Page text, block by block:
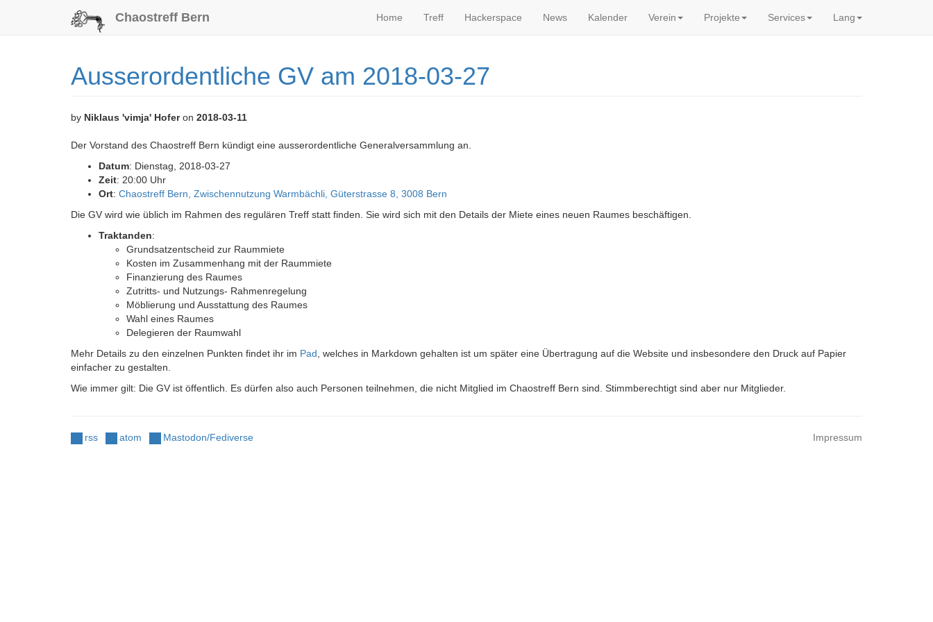
Chaostreff Bern Home Treff Hackerspace News Kalender Verein Projekte Services Lang
Ausserordentliche GV am 2018-03-27
by Niklaus 'vimja' Hoferon 2018-03-11
Der Vorstand des Chaostreff Bern kündigt eine ausserordentliche Generalversammlung an.
Datum: Dienstag, 2018-03-27
Zeit: 20:00 Uhr
Ort: Chaostreff Bern, Zwischennutzung Warmbächli, Güterstrasse 8, 3008 Bern
Die GV wird wie üblich im Rahmen des regulären Treff statt finden. Sie wird sich mit den Details der Miete eines neuen Raumes beschäftigen.
Traktanden:
Grundsatzentscheid zur Raummiete
Kosten im Zusammenhang mit der Raummiete
Finanzierung des Raumes
Zutritts- und Nutzungs- Rahmenregelung
Möblierung und Ausstattung des Raumes
Wahl eines Raumes
Delegieren der Raumwahl
Mehr Details zu den einzelnen Punkten findet ihr im Pad , welches in Markdown gehalten ist um später eine Übertragung auf die Website und insbesondere den Druck auf Papier
einfacher zu gestalten.
Wie immer gilt: Die GV ist öffentlich. Es dürfen also auch Personen teilnehmen, die nicht Mitglied im Chaostreff Bern sind. Stimmberechtigt sind aber nur Mitglieder.
rss atom Mastodon/Fediverse Impressum